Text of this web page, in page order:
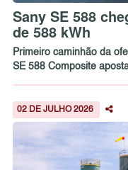
Sany SE 588
de 588 kWh
Primeiro caminhão da
SE 588 Composite
02 DE JULHO 2026